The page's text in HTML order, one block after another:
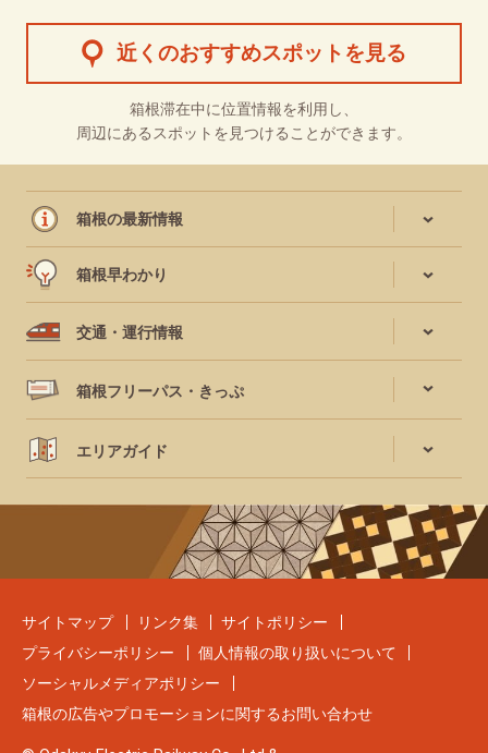
近くのおすすめスポットを見る
箱根滞在中に位置情報を利用し、
周辺にあるスポットを見つけることができます。
箱根の最新情報
箱根早わかり
交通・運行情報
箱根フリーパス・きっぷ
エリアガイド
サイトマップ リンク集
サイトポリシー
プライバシーポリシー
個人情報の取り扱いについて
ソーシャルメディアポリシー
箱根の広告やプロモーションに関するお問い合わせ